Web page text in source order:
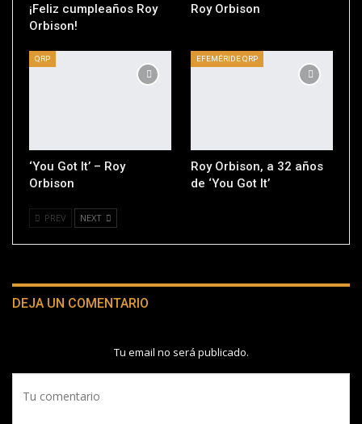
¡Feliz cumpleaños Roy
Orbison!
Roy Orbison
QRP
‘You Got It’ – Roy
Orbison
EFEMÉRIDE QRP
Roy Orbison, a 32 años
de ‘You Got It’
PREV NEXT
DEJA UN COMENTARIO
Tu email no será publicado.